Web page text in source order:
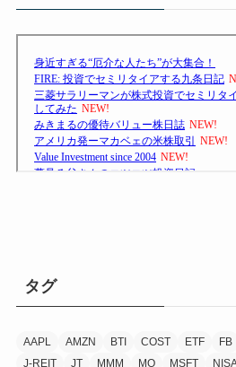
タグ
AAPL AMZN BTI COST ETF FB
J-REIT
JT MMM MO MSFT